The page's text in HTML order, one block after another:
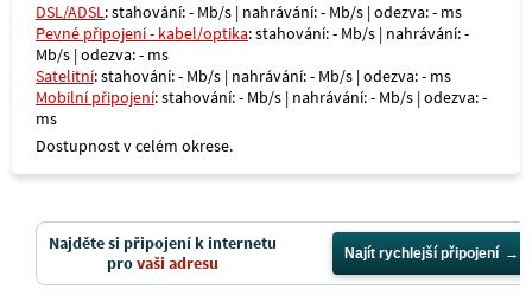
DSL/ADSL: stahování: - Mb/s | nahrávání: - Mb/s | odezva: - ms
Pevné připojení - kabel/optika: stahování: - Mb/s | nahrávání: -
Mb/s | odezva: - ms
Satelitní: stahování: - Mb/s | nahrávání: - Mb/s | odezva: - ms
Mobilní připojení: stahování: - Mb/s | nahrávání: - Mb/s | odezva: -
ms
Dostupnost v celém okrese.
Najděte si připojení k internetu
provaši adresu Najít rychlejší připojení